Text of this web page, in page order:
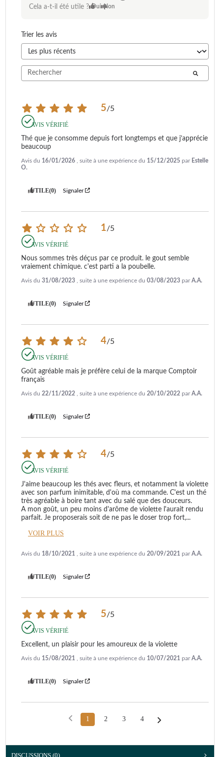
Cela a-t-il été utile ? Oui Non
Trier les avis
5/5
AVIS VÉRIFIÉ
Thé que je consomme depuis fort longtemps et que j’apprécie
beaucoup
Avis du 16/01/2026 , suite à une expérience du 15/12/2025 par Estelle
O.
UTILE(0) Signaler
1/5
AVIS VÉRIFIÉ
Nous sommes très déçus par ce produit. le gout semble
vraiement chimique. c'est parti a la poubelle.
Avis du 31/08/2023 , suite à une expérience du 03/08/2023 parA.A.
UTILE(0) Signaler
4/5
AVIS VÉRIFIÉ
Goût agréable mais je préfère celui de la marque Comptoir
français
Avis du 22/11/2022 , suite à une expérience du 20/10/2022 parA.A.
UTILE(0) Signaler
4/5
AVIS VÉRIFIÉ
J'aime beaucoup les thés avec fleurs, et notamment la violette
avec son parfum inimitable, d'où ma commande. C'est un thé
très agréable à boire tant avec du salé que des douceurs.
A mon goût, un peu moins d'arôme de violette l'aurait rendu
parfait. Je proposerais soit de ne pas le doser trop fort,...
VOIR PLUS
Avis du 18/10/2021 , suite à une expérience du 20/09/2021 parA.A.
UTILE(0) Signaler
5/5
AVIS VÉRIFIÉ
Excellent, un plaisir pour les amoureux de la violette
Avis du 15/08/2021 , suite à une expérience du 10/07/2021 parA.A.
UTILE(0) Signaler
1 2 3 4
DISCUSSIONS (0)